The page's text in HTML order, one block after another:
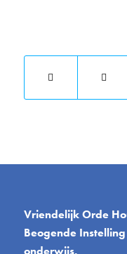
Vriendelijk Orde
Beogende
onderwijs.